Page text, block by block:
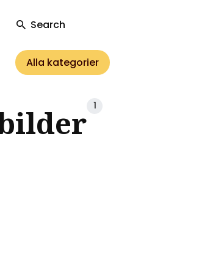
Search
Alla kategorier
1